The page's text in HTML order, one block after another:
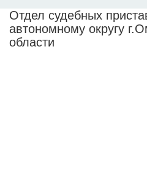
Отдел судебных
автономному округу
области